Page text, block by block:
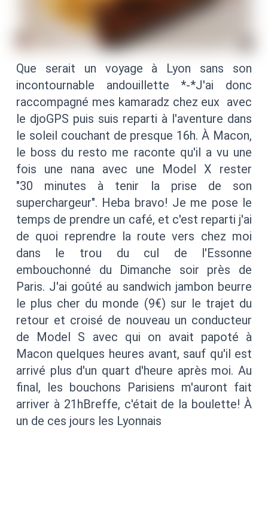
Que serait un voyage à Lyon sans son
incontournable andouillette *-*J'ai donc
raccompagné mes kamaradz chez eux avec
le djoGPS puis suis reparti à l'aventure dans
le soleil couchant de presque 16h. À Macon,
le boss du resto me raconte qu'il a vu une
fois une nana avec une Model X rester
"30 minutes à tenir la prise de son
superchargeur". Heba bravo! Je me pose le
temps de prendre un café, et c'est reparti j'ai
de quoi reprendre la route vers chez moi
dans le trou du cul de l'Essonne
embouchonné du Dimanche soir près de
Paris. J'ai goûté au sandwich jambon beurre
le plus cher du monde (9€) sur le trajet du
retour et croisé de nouveau un conducteur
de Model S avec qui on avait papoté à
Macon quelques heures avant, sauf qu'il est
arrivé plus d'un quart d'heure après moi. Au
final, les bouchons Parisiens m'auront fait
arriver à 21hBreffe, c'était de la boulette! À
un de ces jours les Lyonnais